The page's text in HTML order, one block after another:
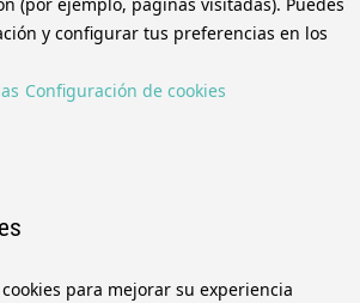
(por ejemplo, páginas visitadas). Puedes
y configurar tus preferencias en los
Configuración de cookies
para mejorar su experiencia